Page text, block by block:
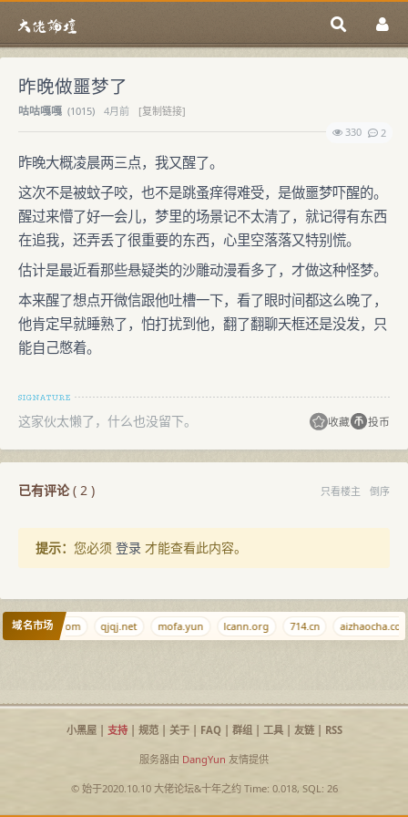
昨晚做噩梦了
咕咕嘎嘎 (1015) 4月前
[复制链接]
330
2
昨晚大概凌晨两三点，我又醒了。
这次不是被蚊子咬，也不是跳蚤痒得难受，是做噩梦吓醒的。
醒过来懵了好一会儿，梦里的场景记不太清了，就记得有东西
在追我，还弄丢了很重要的东西，心里空落落又特别慌。
估计是最近看那些悬疑类的沙雕动漫看多了，才做这种怪梦。
本来醒了想点开微信跟他吐槽一下，看了眼时间都这么晚了，
他肯定早就睡熟了，怕打扰到他，翻了翻聊天框还是没发，只
能自己憋着。
这家伙太懒了，什么也没留下。 收藏 投币
已有评论( 2 ) 只看楼主 倒序
提示： 您必须 登录 才能查看此内容。
域名市场zlsf.com qjqj.net mofa.yun lcann.org 714.cn aizhaocha.com
小黑屋| 支持| 规范| 关于| FAQ| 群组| 工具| 友链| RSS
服务器由 DangYun 友情提供
© 始于2020.10.10 大佬论坛&十年之约Time: 0.018, SQL: 26